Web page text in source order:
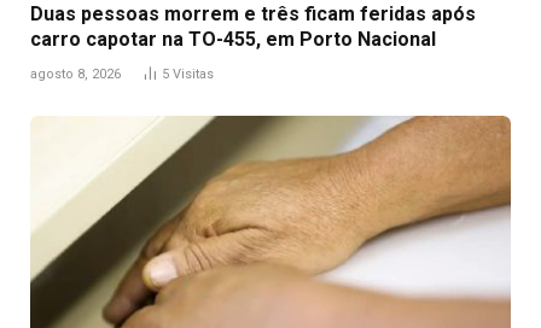
Duas pessoas morrem e três ficam feridas após
carro capotar na TO-455, em Porto Nacional
agosto 8, 2026 5 Visitas